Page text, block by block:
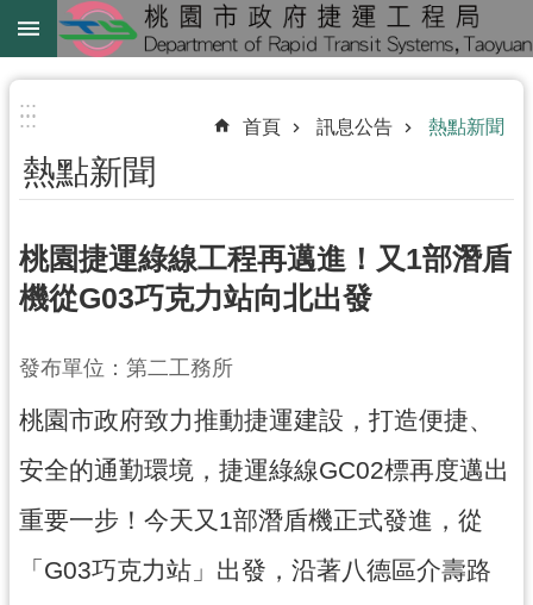
跳到主要內容區塊
綠
綠
延
中
鐵
路
下
進
搜
尋
:::
::: 首頁 訊息公告 熱點新聞
熱點新聞
桃園捷運綠線工程再邁進！又1部潛盾
機從G03巧克力站向北出發
發布單位：第二工務所
桃園市政府致力推動捷運建設，打造便捷、
安全的通勤環境，捷運綠線GC02標再度邁出
重要一步！今天又1部潛盾機正式發進，從
「G03巧克力站」出發，沿著八德區介壽路